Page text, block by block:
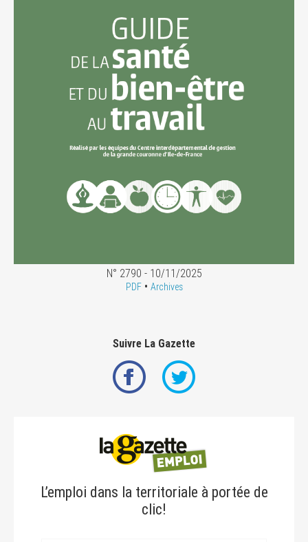
N° 2790 - 10/11/2025
PDF• Archives
Suivre La Gazette
L’emploi dans la territoriale à portée de
clic!